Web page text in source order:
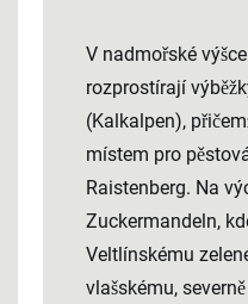
V nadmořské
rozprostírají
(Kalkalpen),
místem pro
Raistenberg. Na
Zuckermandeln,
Veltlínskému
vlašskému,